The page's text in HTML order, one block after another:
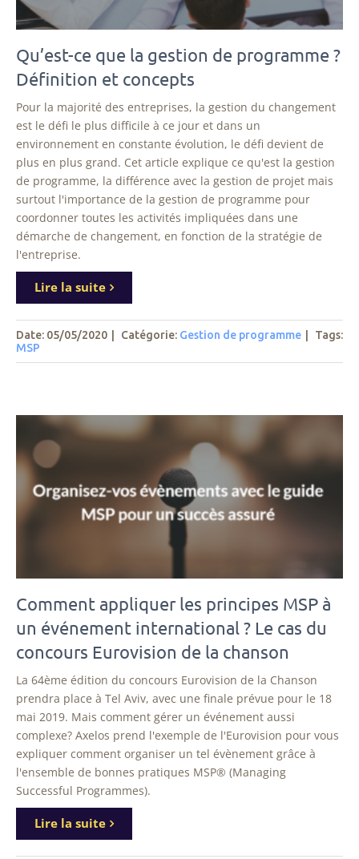
Qu’est-ce que la gestion de programme ?
Définition et concepts
Pour la majorité des entreprises, la gestion du changement
est le défi le plus difficile à ce jour et dans un
environnement en constante évolution, le défi devient de
plus en plus grand. Cet article explique ce qu'est la gestion
de programme, la différence avec la gestion de projet mais
surtout l'importance de la gestion de programme pour
coordonner toutes les activités impliquées dans une
démarche de changement, en fonction de la stratégie de
l'entreprise.
Lire la suite
Date: 05/05/2020 Catégorie: Gestion de programme Tags:
MSP
Comment appliquer les principes MSP à
un événement international ? Le cas du
concours Eurovision de la chanson
La 64ème édition du concours Eurovision de la Chanson
prendra place à Tel Aviv, avec une finale prévue pour le 18
mai 2019. Mais comment gérer un événement aussi
complexe? Axelos prend l'exemple de l'Eurovision pour vous
expliquer comment organiser un tel évènement grâce à
l'ensemble de bonnes pratiques MSP® (Managing
Successful Programmes).
Lire la suite